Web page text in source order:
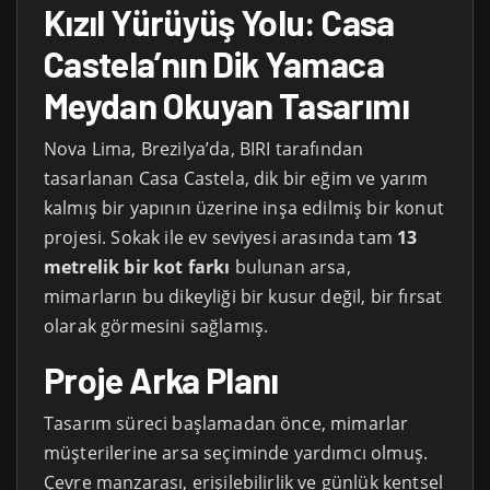
Kızıl Yürüyüş Yolu: Casa
Castela’nın Dik Yamaca
Meydan Okuyan Tasarımı
Nova Lima, Brezilya’da, BIRI tarafından
tasarlanan Casa Castela, dik bir eğim ve yarım
kalmış bir yapının üzerine inşa edilmiş bir konut
projesi. Sokak ile ev seviyesi arasında tam 13
metrelik bir kot farkı bulunan arsa,
mimarların bu dikeyliği bir kusur değil, bir fırsat
olarak görmesini sağlamış.
Proje Arka Planı
Tasarım süreci başlamadan önce, mimarlar
müşterilerine arsa seçiminde yardımcı olmuş.
Çevre manzarası, erişilebilirlik ve günlük kentsel